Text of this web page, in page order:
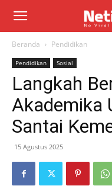
Beranda Pendidikan
Pendidikan Sosial
Langkah
Akademika
Santai
15 Agustus 2025